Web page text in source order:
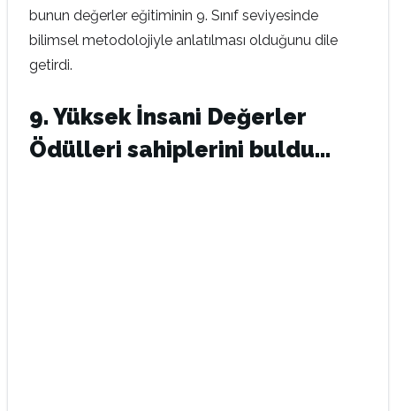
bunun değerler eğitiminin 9. Sınıf seviyesinde
bilimsel metodolojiyle anlatılması olduğunu dile
getirdi.
9. Yüksek İnsani Değerler
Ödülleri sahiplerini buldu…